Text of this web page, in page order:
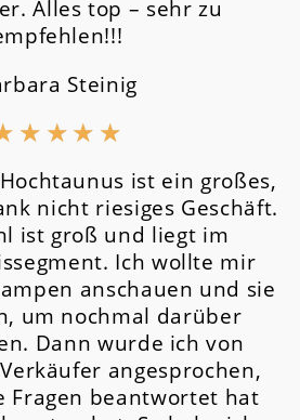
Alles top – sehr zu
Steinig
★ ★ ★ ★
ist ein großes,
nicht riesiges Geschäft.
ist groß und liegt im
Ich wollte mir
anschauen und sie
um nochmal darüber
Dann wurde ich von
angesprochen,
Fragen beantwortet hat